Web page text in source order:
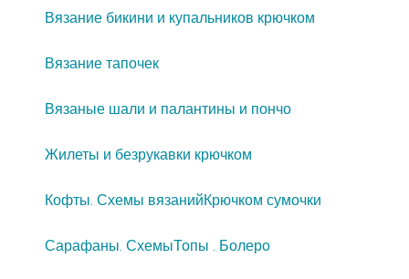
Вязание бикини и купальников крючком
Вязание тапочек
Вязаные шали и палантины и пончо
Жилеты и безрукавки крючком
Кофты. Схемы вязанийКрючком сумочки
Сарафаны. СхемыТопы . Болеро